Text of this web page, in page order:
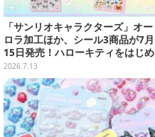
「サンリオキャラクターズ」オー
ロラ加工ほか、シール3商品が7月
15日発売！ハローキティをはじめ
全6種、一緒に楽しめるクリアバ
インダーも
2026.7.13